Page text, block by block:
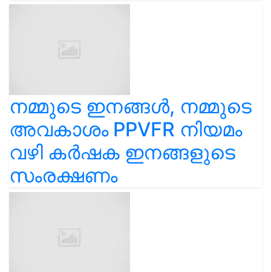
നമ്മുടെ ഇനങ്ങൾ, നമ്മുടെ
അവകാശം PPVFR നിയമം
വഴി കർഷക ഇനങ്ങളുടെ
സംരക്ഷണം